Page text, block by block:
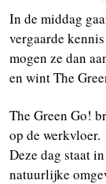
In de middag
vergaarde
mogen ze dan
en wint The
The Green Go!
op de werkvloer.
Deze dag staat
natuurlijke